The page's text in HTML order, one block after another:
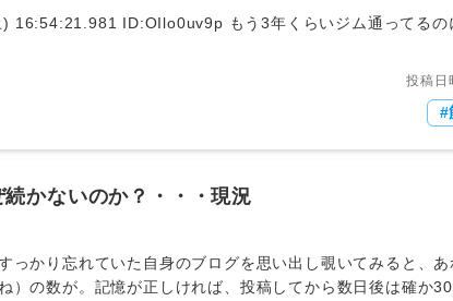
1: 名無しダイエット 2020/02/08(土) 16:54:21.981 ID:OIlo0uv9p もう3年くらいジム通って
投稿
かないのか？・・・現況
っかり忘れていた自身のブログを思い出し覗いてみると、
の数が。記憶が正しければ、投稿してから数日後は確か